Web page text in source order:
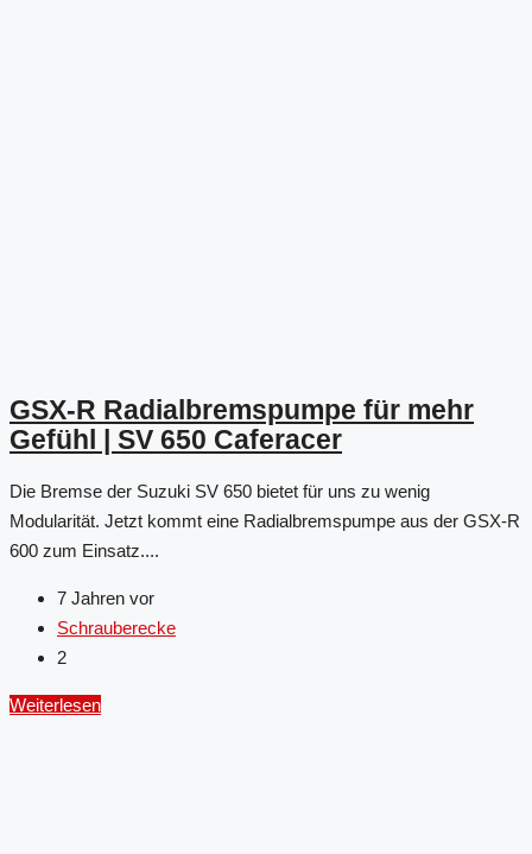
GSX-R Radialbremspumpe für mehr
Gefühl | SV 650 Caferacer
Die Bremse der Suzuki SV 650 bietet für uns zu wenig
Modularität. Jetzt kommt eine Radialbremspumpe aus der GSX-R
600 zum Einsatz....
7 Jahren vor
Schrauberecke
2
Weiterlesen